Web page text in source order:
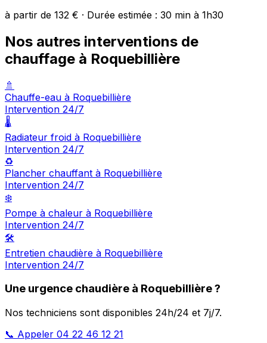
à partir de 132 € · Durée estimée : 30 min à 1h30
Nos autres interventions de
chauffage à Roquebillière
🚿
Chauffe-eau à Roquebillière
Intervention 24/7
🌡️
Radiateur froid à Roquebillière
Intervention 24/7
♻️
Plancher chauffant à Roquebillière
Intervention 24/7
❄️
Pompe à chaleur à Roquebillière
Intervention 24/7
🛠️
Entretien chaudière à Roquebillière
Intervention 24/7
Une urgence chaudière à Roquebillière ?
Nos techniciens sont disponibles 24h/24 et 7j/7.
📞 Appeler 04 22 46 12 21